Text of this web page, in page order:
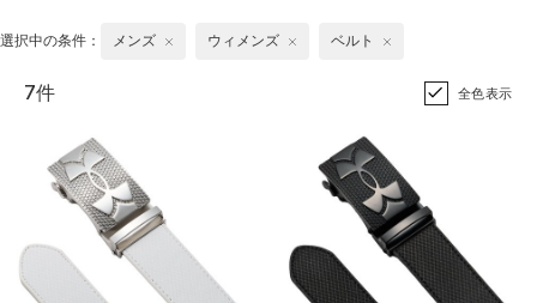
選択中の条件： メンズ ウィメンズ ベルト
7件 全色表示